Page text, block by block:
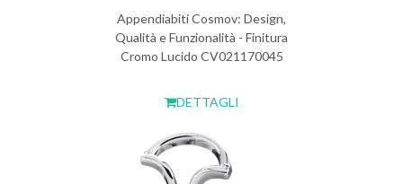
Appendiabiti Cosmov: Design,
Qualità e Funzionalità - Finitura
Cromo Lucido CV021170045
DETTAGLI